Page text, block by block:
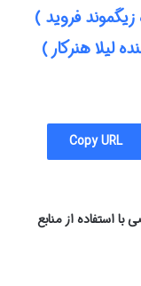
فروید )
لیلا هنرکار )
Copy URL
استفاده از منابع